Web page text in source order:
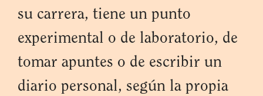
su carrera, tiene un punto
experimental o de laboratorio, de
tomar apuntes o de escribir un
diario personal, según la propia